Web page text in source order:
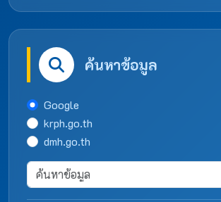
ค้นหาข้อมูล
Google
krph.go.th
dmh.go.th